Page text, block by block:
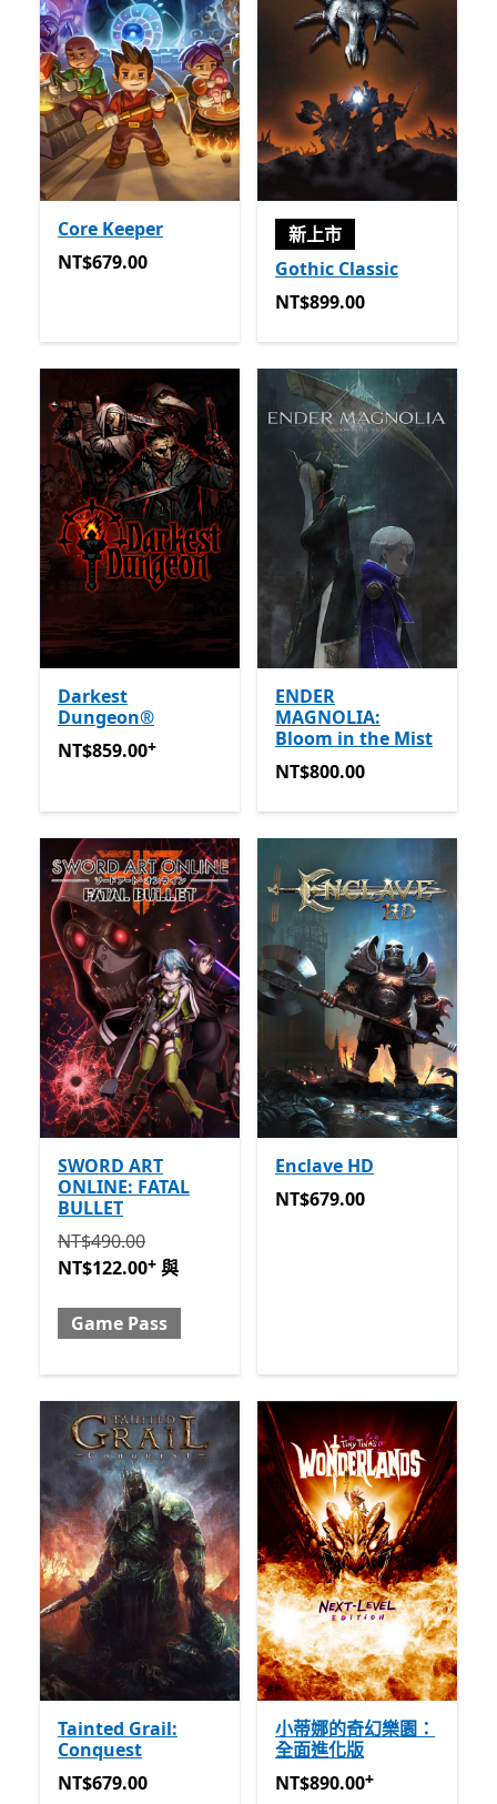
Core Keeper
NT$679.00
NT$679.00
新上市
Gothic Classic
NT$899.00
NT$899.00
Darkest
Dungeon®
NT$859.00提供應用程式內購。
NT$859.00+
ENDER
MAGNOLIA:
Bloom in the Mist
NT$800.00
NT$800.00
SWORD ART
ONLINE: FATAL
BULLET
原價 NT$490.00 現價 NT$122.00 與 Game Pass
NT$490.00
NT$122.00+ 與
Game Pass
Enclave HD
NT$679.00
NT$679.00
Tainted Grail:
Conquest
NT$679.00
NT$679.00
小蒂娜的奇幻樂園：
全面進化版
NT$890.00提供應用程式內
NT$890.00+